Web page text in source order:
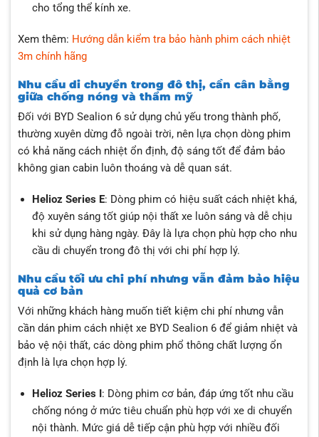
cho tổng thể kính xe.
Xem thêm: Hướng dẫn kiểm tra bảo hành phim cách nhiệt
3m chính hãng
Nhu cầu di chuyển trong đô thị, cần cân bằng
giữa chống nóng và thẩm mỹ
Đối với BYD Sealion 6 sử dụng chủ yếu trong thành phố,
thường xuyên dừng đỗ ngoài trời, nên lựa chọn dòng phim
có khả năng cách nhiệt ổn định, độ sáng tốt để đảm bảo
không gian cabin luôn thoáng và dễ quan sát.
Helioz Series E: Dòng phim có hiệu suất cách nhiệt khá,
độ xuyên sáng tốt giúp nội thất xe luôn sáng và dễ chịu
khi sử dụng hàng ngày. Đây là lựa chọn phù hợp cho nhu
cầu di chuyển trong đô thị với chi phí hợp lý.
Nhu cầu tối ưu chi phí nhưng vẫn đảm bảo hiệu
quả cơ bản
Với những khách hàng muốn tiết kiệm chi phí nhưng vẫn
cần dán phim cách nhiệt xe BYD Sealion 6 để giảm nhiệt và
bảo vệ nội thất, các dòng phim phổ thông chất lượng ổn
định là lựa chọn hợp lý.
Helioz Series I: Dòng phim cơ bản, đáp ứng tốt nhu cầu
chống nóng ở mức tiêu chuẩn phù hợp với xe di chuyển
nội thành. Mức giá dễ tiếp cận phù hợp với nhiều đối